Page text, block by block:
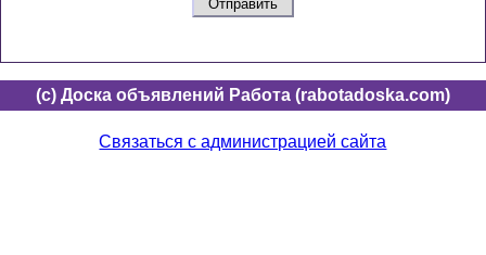
(c) Доска объявлений Работа (rabotadoska.com)
Связаться с администрацией сайта